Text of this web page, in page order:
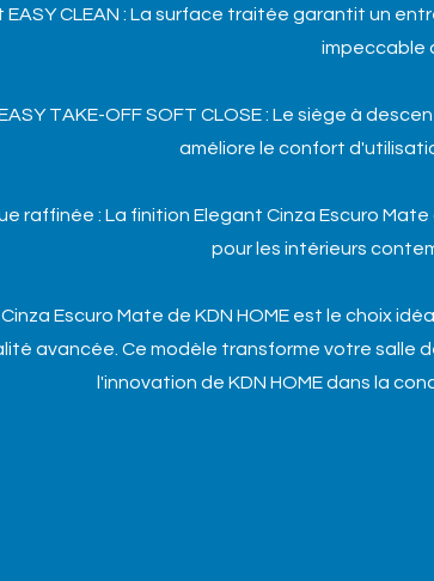
EASY CLEAN : La surface traitée garantit un
impeccable
TAKE-OFF SOFT CLOSE : Le siège à
améliore le confort
raffinée : La finition Elegant Cinza Escuro
pour les intérieurs
Escuro Mate de KDN HOME est le choix
avancée. Ce modèle transforme votre salle
l'innovation de KDN HOME dans la